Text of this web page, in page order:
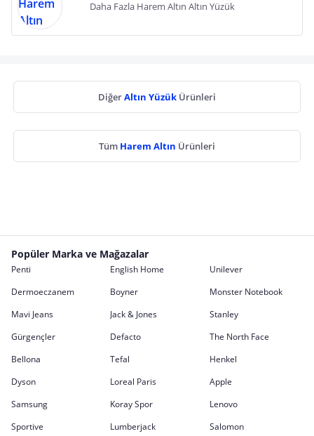
Daha Fazla Harem Altın Altın Yüzük
DiğerAltın Yüzük Ürünleri
Tüm Harem Altın Ürünleri
Popüler Marka ve Mağazalar
Penti English Home
Unilever
Dermoeczanem
Boyner
Monster Notebook
Mavi Jeans
Jack & Jones
Stanley
Gürgençler
Defacto
The North Face
Bellona
Tefal
Henkel
Dyson
Loreal Paris
Apple
Samsung
Koray Spor
Lenovo
Sportive
Lumberjack Salomon